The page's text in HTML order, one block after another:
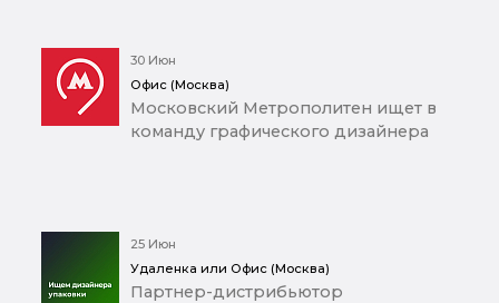
30 Июн
Офис (Москва)
Московский Метрополитен ищет в
команду графического дизайнера
25 Июн
Удаленка или Офис (Москва)
Партнер-дистрибьютор